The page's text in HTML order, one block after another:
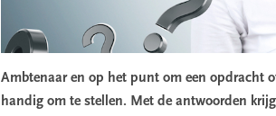
Ambtenaar en op het punt om een opdracht
handig om te stellen. Met de antwoorden